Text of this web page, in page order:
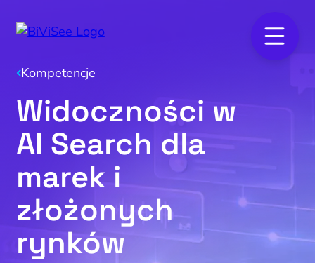
Kompetencje
Widoczności w
AI Search dla
marek i
złożonych
rynków